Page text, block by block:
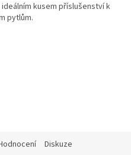
ideálním kusem příslušenství k
pytlům.
Diskuze